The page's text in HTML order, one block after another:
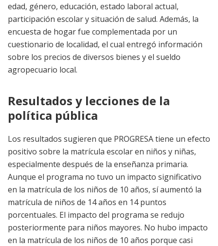
edad, género, educación, estado laboral actual,
participación escolar y situación de salud. Además, la
encuesta de hogar fue complementada por un
cuestionario de localidad, el cual entregó información
sobre los precios de diversos bienes y el sueldo
agropecuario local.
Resultados y lecciones de la
política pública
Los resultados sugieren que PROGRESA tiene un efecto
positivo sobre la matrícula escolar en niños y niñas,
especialmente después de la enseñanza primaria.
Aunque el programa no tuvo un impacto significativo
en la matrícula de los niños de 10 años, sí aumentó la
matrícula de niños de 14 años en 14 puntos
porcentuales. El impacto del programa se redujo
posteriormente para niños mayores. No hubo impacto
en la matrícula de los niños de 10 años porque casi